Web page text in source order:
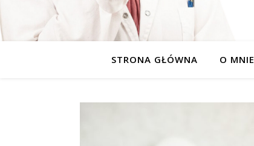
STRONA GŁÓWNA O MNIE